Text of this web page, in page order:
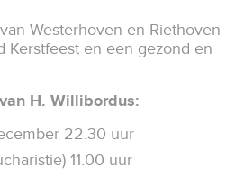
Westerhoven en Riethoven
Kerstfeest en een gezond en
H. Willibordus:
22.30 uur
11.00 uur